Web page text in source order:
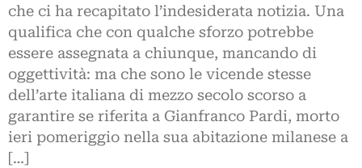
che ci ha recapitato l’indesiderata notizia. Una
qualifica che con qualche sforzo potrebbe
essere assegnata a chiunque, mancando di
oggettività: ma che sono le vicende stesse
dell’arte italiana di mezzo secolo scorso a
garantire se riferita a Gianfranco Pardi, morto
ieri pomeriggio nella sua abitazione milanese a
[…]